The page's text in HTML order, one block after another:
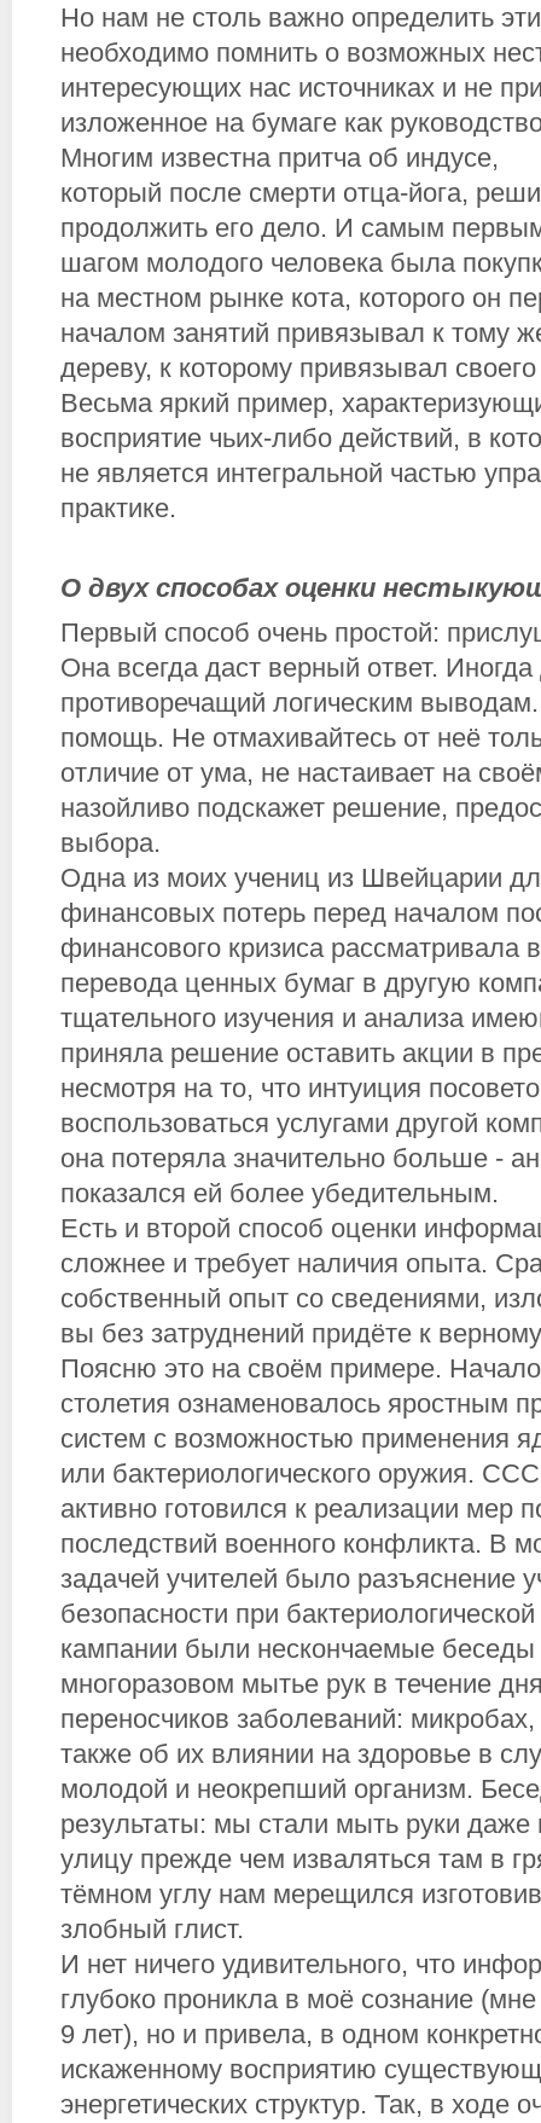
Hо нам не столь важно определить
необходимо помнить о возможных
интересующих нас источниках и не
изложенное на бумаге как
Многим известна притча об индусе,
который после смерти отца-йога,
продолжить его дело. И самым
шагом молодого человека была
нa местном рынке кота, которого он
началом занятий привязывал к тому
дереву, к которому привязывал
Весьма яркий пример,
восприятие чьих-либо действий, в
не является интегральной частью
практике.
О двух способах оценки
Первый способ очень простой:
Она всегда даст верный ответ.
противоречащий логическим
помощь. Не отмахивайтесь от неё
отличие от ума, не настаивает на
назойливо подскажет решение,
выбора.
Одна из моих учениц из Швейцарии
финансовых потерь перед началом
финансового кризиса рассматривала
перевода ценных бумаг в другую
тщательного изучения и анализа
приняла решение оставить акции в
несмотря на то, что интуиция
воспользоваться услугами другой
она потеряла значительно больше -
показался ей более убедительным.
Есть и второй способ оценки
сложнее и требует наличия опыта.
собственный опыт со сведениями,
вы без затруднений придёте к
Поясню это на своём примере.
столетия ознаменовалось яростным
систем с возможностью применения
или бактериологического оружия.
активно готовился к реализации мер
последствий военного конфликта. В
задачей учителей было разъяснение
безопасности при
кампании были нескончаемые
многоразовом мытье рук в течение
переносчиков заболеваний: микробах,
также об их влиянии на здоровье в
молодой и неокрепший организм.
результаты: мы стали мыть руки
улицу прежде чем изваляться там в
тёмном углу нам мерещился
злобный глист.
И нет ничего удивительного, что
глубоко проникла в моё сознание
9 лет), но и привела, в одном
искаженному восприятию
энергетических структур. Так, в ходе